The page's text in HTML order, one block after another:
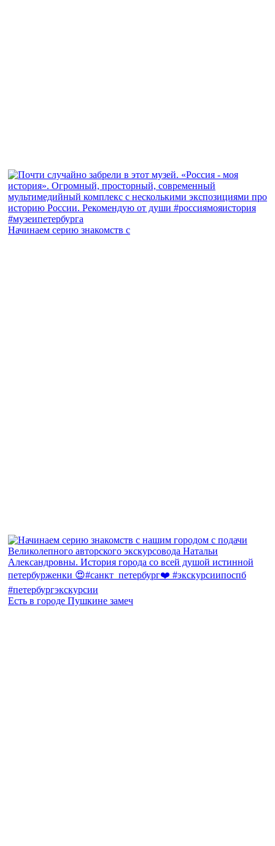
Начинаем серию знакомств с
Есть в городе Пушкине замеч